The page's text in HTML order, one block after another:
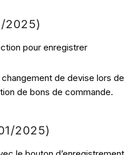
/2025)
pour enregistrer
de devise lors de
de bons de commande.
/2025)